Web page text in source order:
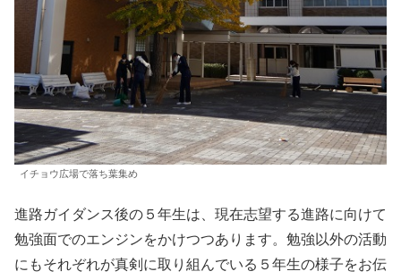
イチョウ広場で落ち葉集め
進路ガイダンス後の５年生は、現在志望する進路に向けて
勉強面でのエンジンをかけつつあります。勉強以外の活動
にもそれぞれが真剣に取り組んでいる５年生の様子をお伝